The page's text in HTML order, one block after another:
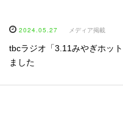
2024.05.27 メディア掲載
tbcラジオ「3.11みやぎホッ
ました